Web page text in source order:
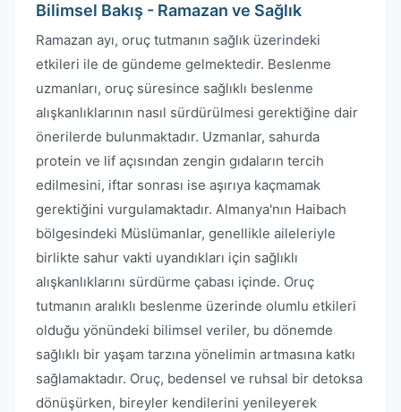
Bilimsel Bakış - Ramazan ve Sağlık
Ramazan ayı, oruç tutmanın sağlık üzerindeki
etkileri ile de gündeme gelmektedir. Beslenme
uzmanları, oruç süresince sağlıklı beslenme
alışkanlıklarının nasıl sürdürülmesi gerektiğine dair
önerilerde bulunmaktadır. Uzmanlar, sahurda
protein ve lif açısından zengin gıdaların tercih
edilmesini, iftar sonrası ise aşırıya kaçmamak
gerektiğini vurgulamaktadır. Almanya'nın Haibach
bölgesindeki Müslümanlar, genellikle aileleriyle
birlikte sahur vakti uyandıkları için sağlıklı
alışkanlıklarını sürdürme çabası içinde. Oruç
tutmanın aralıklı beslenme üzerinde olumlu etkileri
olduğu yönündeki bilimsel veriler, bu dönemde
sağlıklı bir yaşam tarzına yönelimin artmasına katkı
sağlamaktadır. Oruç, bedensel ve ruhsal bir detoksa
dönüşürken, bireyler kendilerini yenileyerek